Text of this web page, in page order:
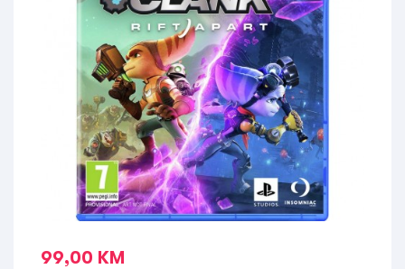
99,00 KM